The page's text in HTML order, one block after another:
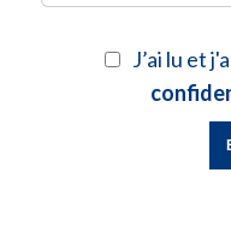
J’ai lu et